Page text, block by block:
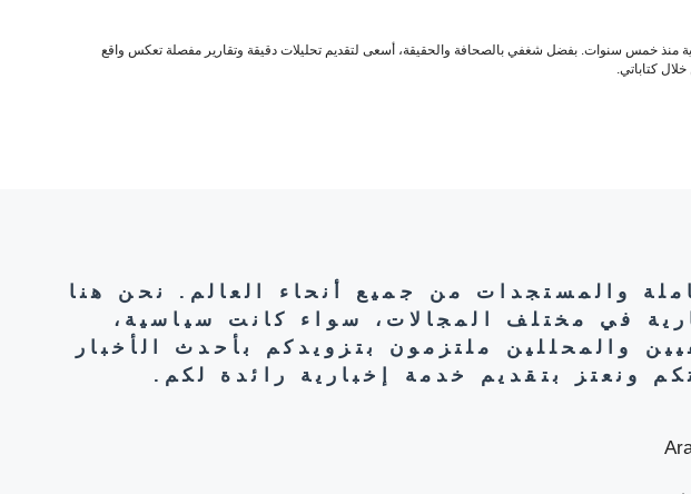
منذ خمس سنوات. بفضل شغفي بالصحافة والحقيقة، أسعى لتقديم تحليلات دقيقة وتقارير مفصلة تعكس واقع
كتاباتي.
والمستجدات من جميع أنحاء العالم. نحن هنا
في مختلف المجالات، سواء كانت سياسية،
والمحللين ملتزمون بتزويدكم بأحدث الأخبار
ونعتز بتقديم خدمة إخبارية رائدة لكم.